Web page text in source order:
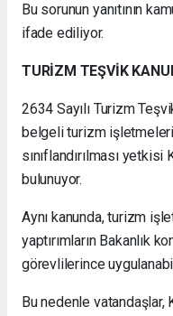
Bu sorunun yanıtının
ifade ediliyor.
TURİZM TEŞVİK
2634 Sayılı Turizm
belgeli turizm
sınıflandırılması
bulunuyor.
Aynı kanunda, turizm
yaptırımların Bakanlık
görevlilerince
Bu nedenle vatandaşlar,